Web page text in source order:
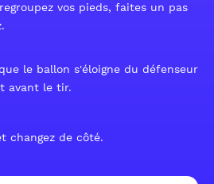
vos pieds, faites un pas
le ballon s'éloigne du défenseur
avant le tir.
changez de côté.